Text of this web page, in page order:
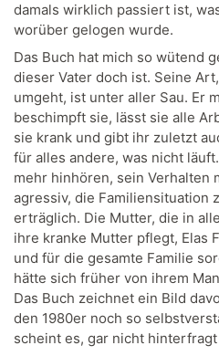
damals wirklich passiert ist,
worüber gelogen wurde.
Das Buch hat mich so wütend
dieser Vater doch ist. Seine
umgeht, ist unter aller Sau. Er
beschimpft sie, lässt sie alle
sie krank und gibt ihr zuletzt
für alles andere, was nicht
mehr hinhören, sein Verhalten
agressiv, die Familiensituation
erträglich. Die Mutter, die in
ihre kranke Mutter pflegt, Elas
und für die gesamte Familie
hätte sich früher von ihrem
Das Buch zeichnet ein Bild
den 1980er noch so
scheint es, gar nicht